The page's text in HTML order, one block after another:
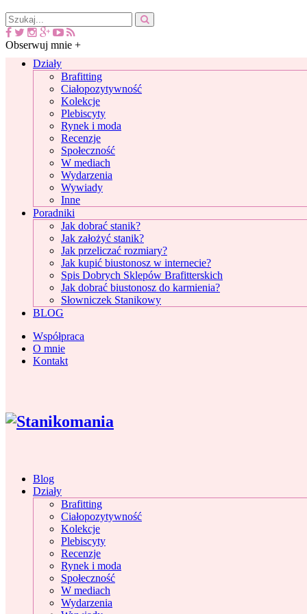
Obserwuj mnie +
Działy
Brafitting
Ciałopozytywność
Kolekcje
Plebiscyty
Rynek i moda
Recenzje
Społeczność
W mediach
Wydarzenia
Wywiady
Inne
Poradniki
Jak dobrać stanik?
Jak założyć stanik?
Jak przeliczać rozmiary?
Jak kupić biustonosz w internecie?
Spis Dobrych Sklepów Brafitterskich
Jak dobrać biustonosz do karmienia?
Słowniczek Stanikowy
BLOG
Współpraca
O mnie
Kontakt
Blog
Działy
Brafitting
Ciałopozytywność
Kolekcje
Plebiscyty
Recenzje
Rynek i moda
Społeczność
W mediach
Wydarzenia